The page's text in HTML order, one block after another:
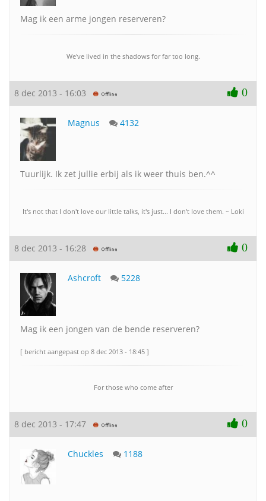
Mag ik een arme jongen reserveren?
We've lived in the shadows for far too long.
8 dec 2013 - 16:03 0
Magnus 4132
Tuurlijk. Ik zet jullie erbij als ik weer thuis ben.^^
It's not that I don't love our little talks, it's just... I don't love them. ~ Loki
8 dec 2013 - 16:28 0
Ashcroft 5228
Mag ik een jongen van de bende reserveren?
[ bericht aangepast op 8 dec 2013 - 18:45 ]
For those who come after
8 dec 2013 - 17:47 0
Chuckles 1188